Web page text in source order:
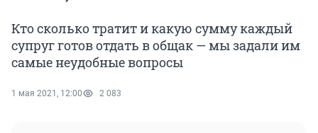
Кто сколько тратит и какую сумму каждый
супруг готов отдать в общак — мы задали им
самые неудобные вопросы
1 мая 2021, 12:00 2 083